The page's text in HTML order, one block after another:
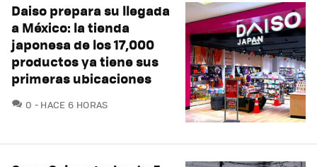
Daiso prepara su llegada
a México: la tienda
japonesa de los 17,000
productos ya tiene sus
primeras ubicaciones
0 COMENTARIOS
HACE 6 HORAS